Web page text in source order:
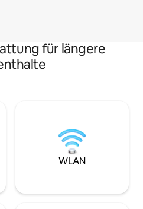
für längere
WLAN